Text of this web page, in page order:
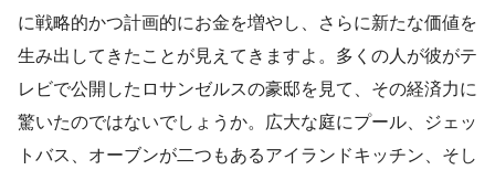
に戦略的かつ計画的にお金を増やし、さらに新たな価値を
生み出してきたことが見えてきますよ。多くの人が彼がテ
レビで公開したロサンゼルスの豪邸を見て、その経済力に
驚いたのではないでしょうか。広大な庭にプール、ジェッ
トバス、オーブンが二つもあるアイランドキッチン、そし